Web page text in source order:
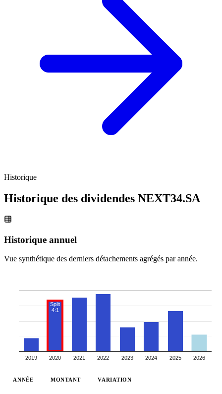
Historique
Historique des dividendes NEXT34.SA
Historique annuel
Vue synthétique des derniers détachements agrégés par année.
2019 2020 2021 2022 2023 2024 2025 2026
Split
4:1
ANNÉE MONTANT VARIATION